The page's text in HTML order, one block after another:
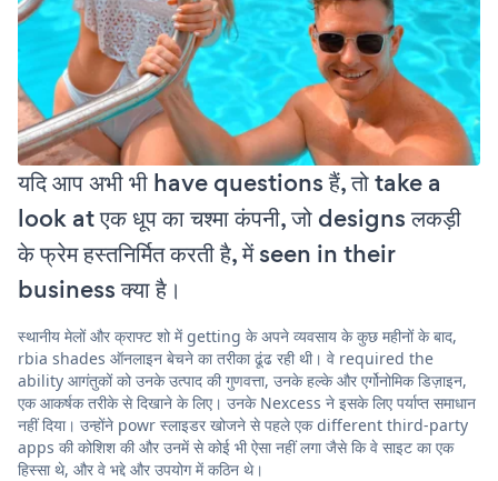
यदि आप अभी भी have questions हैं, तो take a
look at एक धूप का चश्मा कंपनी, जो designs लकड़ी
के फ्रेम हस्तनिर्मित करती है, में seen in their
business क्या है।
स्थानीय मेलों और क्राफ्ट शो में getting के अपने व्यवसाय के कुछ महीनों के बाद,
rbia shades ऑनलाइन बेचने का तरीका ढूंढ रही थी। वे required the
ability आगंतुकों को उनके उत्पाद की गुणवत्ता, उनके हल्के और एर्गोनोमिक डिज़ाइन,
एक आकर्षक तरीके से दिखाने के लिए। उनके Nexcess ने इसके लिए पर्याप्त समाधान
नहीं दिया। उन्होंने powr स्लाइडर खोजने से पहले एक different third-party
apps की कोशिश की और उनमें से कोई भी ऐसा नहीं लगा जैसे कि वे साइट का एक
हिस्सा थे, और वे भद्दे और उपयोग में कठिन थे।